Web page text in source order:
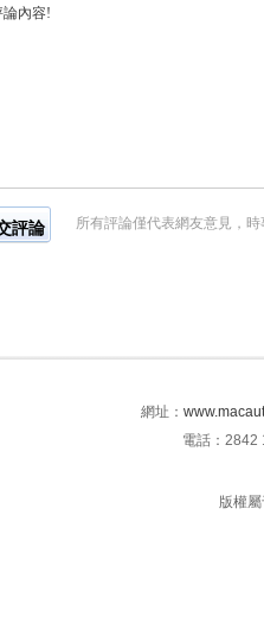
所有評論僅代表網友意見，時
網址：
電話：
版權